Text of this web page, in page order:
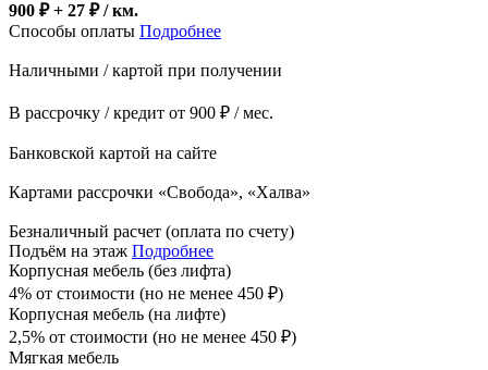
900 ₽ + 27 ₽/ км.
Способы оплаты Подробнее
Наличными / картой при получении
В рассрочку / кредит от 900 ₽ / мес.
Банковской картой на сайте
Картами рассрочки «Свобода», «Халва»
Безналичный расчет (оплата по счету)
Подъём на этаж Подробнее
Корпусная мебель (без лифта)
4% от стоимости (но не менее 450 ₽)
Корпусная мебель (на лифте)
2,5% от стоимости (но не менее 450 ₽)
Мягкая мебель